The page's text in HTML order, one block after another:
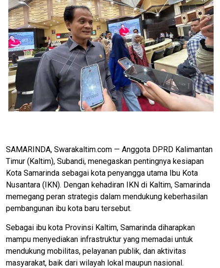
SAMARINDA, Swarakaltim.com — Anggota DPRD Kalimantan
Timur (Kaltim), Subandi, menegaskan pentingnya kesiapan
Kota Samarinda sebagai kota penyangga utama Ibu Kota
Nusantara (IKN). Dengan kehadiran IKN di Kaltim, Samarinda
memegang peran strategis dalam mendukung keberhasilan
pembangunan ibu kota baru tersebut.
Sebagai ibu kota Provinsi Kaltim, Samarinda diharapkan
mampu menyediakan infrastruktur yang memadai untuk
mendukung mobilitas, pelayanan publik, dan aktivitas
masyarakat, baik dari wilayah lokal maupun nasional.